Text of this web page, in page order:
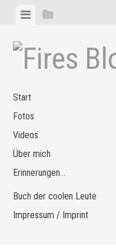
Zum
springen
MenüSeitenleiste
Start
Fotos
Videos
Über mich
Erinnerungen…
Buch der coolen Leute
Impressum / Imprint